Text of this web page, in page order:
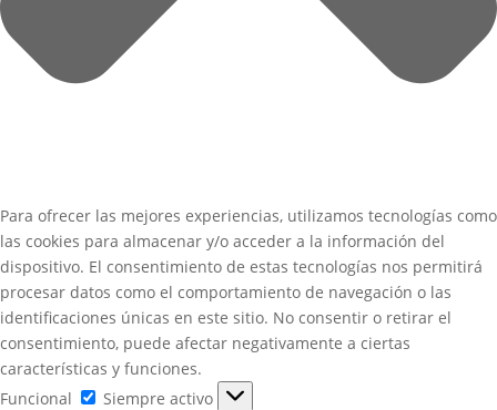
Para ofrecer las mejores experiencias, utilizamos tecnologías como
las cookies para almacenar y/o acceder a la información del
dispositivo. El consentimiento de estas tecnologías nos permitirá
procesar datos como el comportamiento de navegación o las
identificaciones únicas en este sitio. No consentir o retirar el
consentimiento, puede afectar negativamente a ciertas
características y funciones.
Funcional
Funcional
Siempre activo